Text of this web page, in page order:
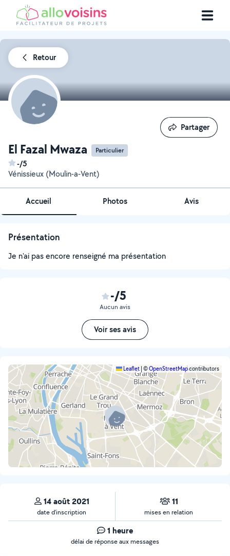
Retour
El Fazal Mwaza Particulier
-/5
Vénissieux (Moulin-a-Vent)
Partager
Partager
Accueil Photos Avis
Présentation
Je n'ai pas encore renseigné ma présentation
-/5
Aucun avis
Voir ses avis
Leaflet ©OpenStreetMapcontributors
14 août 2021
date d’inscription
11
mises en relation
1 heure
délai de réponse aux messages